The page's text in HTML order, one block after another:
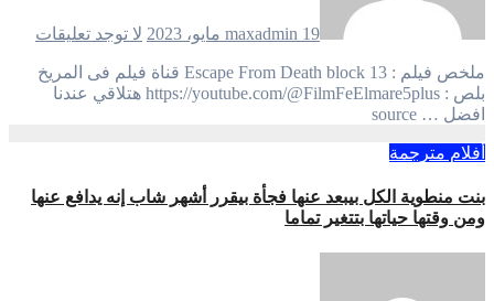
maxadmin 19 مايو، 2023 لا توجد تعليقات
ملخص فيلم : Escape From Death block 13 قناة فيلم فى المريخ
بلص : https://youtube.com/@FilmFeElmare5plus هتلاقي عندنا
افضل … source
أفلام مترجمة
بنت منطوية الكل بيبعد عنها فجأة بيقرر أشهر شاب إنه يدافع عنها
ومن وقتها حياتها بتتغير تماما